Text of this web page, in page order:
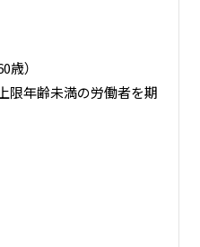
歳）
限年齢未満の労働者を期